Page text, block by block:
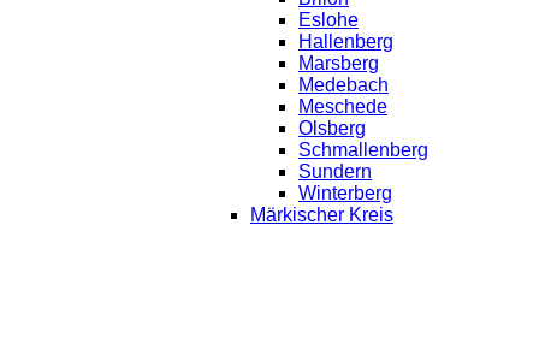
Eslohe
Hallenberg
Marsberg
Medebach
Meschede
Olsberg
Schmallenberg
Sundern
Winterberg
Märkischer Kreis